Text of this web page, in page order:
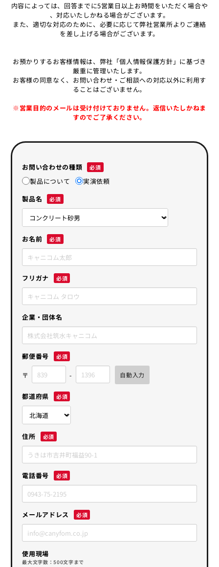
内容によっては、回答までに5営業日以上お時間をいただく場合や
、対応いたしかねる場合がございます。
また、適切な対応のために、必要に応じて弊社営業所よりご連絡
を差し上げる場合がございます。
お預かりするお客様情報は、弊社「個人情報保護方針」に基づき
厳重に管理いたします。
お客様の同意なく、お問い合わせ・ご相談への対応以外に利用す
ることはございません。
※営業目的のメールは受け付けておりません。返信いたしかねま
すのでご了承ください。
お問い合わせの種類
製品について
実演依頼
製品名
お名前
フリガナ
企業・団体名
郵便番号
都道府県
住所
電話番号
メールアドレス
使用現場
最大文字数：500文字まで